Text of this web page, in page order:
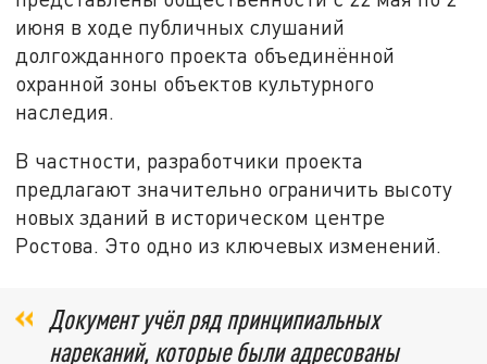
июня в ходе публичных слушаний
долгожданного проекта объединённой
охранной зоны объектов культурного
наследия.
В частности, разработчики проекта
предлагают значительно ограничить высоту
новых зданий в историческом центре
Ростова. Это одно из ключевых изменений.
Документ учёл ряд принципиальных
нареканий, которые были адресованы